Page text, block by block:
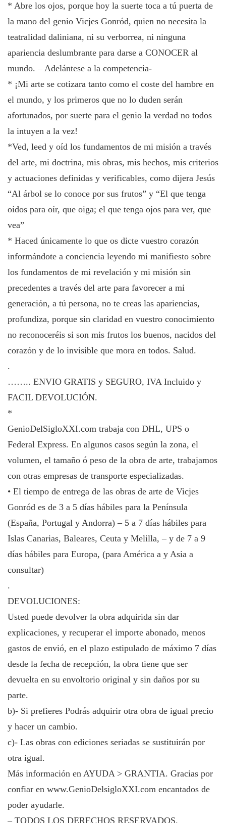
* Abre los ojos, porque hoy la suerte toca a tú puerta de
la mano del genio Vicjes Gonród, quien no necesita la
teatralidad daliniana, ni su verborrea, ni ninguna
apariencia deslumbrante para darse a CONOCER al
mundo. – Adelántese a la competencia-
* ¡Mi arte se cotizara tanto como el coste del hambre en
el mundo, y los primeros que no lo duden serán
afortunados, por suerte para el genio la verdad no todos
la intuyen a la vez!
*Ved, leed y oíd los fundamentos de mi misión a través
del arte, mi doctrina, mis obras, mis hechos, mis criterios
y actuaciones definidas y verificables, como dijera Jesús
“Al árbol se lo conoce por sus frutos” y “El que tenga
oídos para oír, que oiga; el que tenga ojos para ver, que
vea”
* Haced únicamente lo que os dicte vuestro corazón
informándote a conciencia leyendo mi manifiesto sobre
los fundamentos de mi revelación y mi misión sin
precedentes a través del arte para favorecer a mi
generación, a tú persona, no te creas las apariencias,
profundiza, porque sin claridad en vuestro conocimiento
no reconoceréis si son mis frutos los buenos, nacidos del
corazón y de lo invisible que mora en todos. Salud.
.
…….. ENVIO GRATIS y SEGURO, IVA Incluido y
FACIL DEVOLUCIÓN.
*
GenioDelSigloXXI.com trabaja con DHL, UPS o
Federal Express. En algunos casos según la zona, el
volumen, el tamaño ó peso de la obra de arte, trabajamos
con otras empresas de transporte especializadas.
• El tiempo de entrega de las obras de arte de Vicjes
Gonród es de 3 a 5 días hábiles para la Península
(España, Portugal y Andorra) – 5 a 7 días hábiles para
Islas Canarias, Baleares, Ceuta y Melilla, – y de 7 a 9
días hábiles para Europa, (para América a y Asia a
consultar)
.
DEVOLUCIONES:
Usted puede devolver la obra adquirida sin dar
explicaciones, y recuperar el importe abonado, menos
gastos de envió, en el plazo estipulado de máximo 7 días
desde la fecha de recepción, la obra tiene que ser
devuelta en su envoltorio original y sin daños por su
parte.
b)- Si prefieres Podrás adquirir otra obra de igual precio
y hacer un cambio.
c)- Las obras con ediciones seriadas se sustituirán por
otra igual.
Más información en AYUDA > GRANTIA. Gracias por
confiar en www.GenioDelsigloXXI.com encantados de
poder ayudarle.
– TODOS LOS DERECHOS RESERVADOS.